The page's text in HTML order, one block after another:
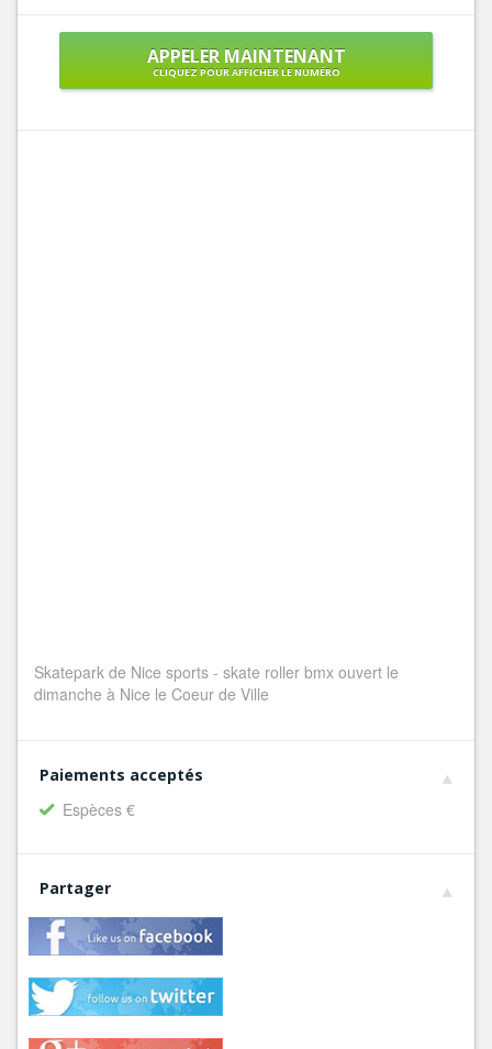
APPELER MAINTENANT
CLIQUEZ POUR AFFICHER LE NUMÉRO
Skatepark de Nice sports - skate roller bmx ouvert le
dimanche à Nice le Coeur de Ville
Paiements acceptés
Espèces €
Partager